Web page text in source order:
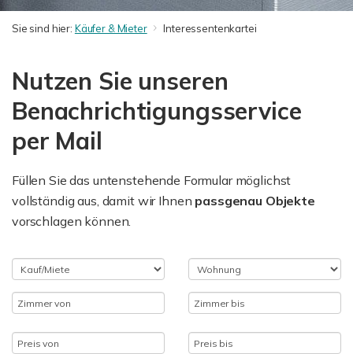
Sie sind hier: Käufer & Mieter Interessentenkartei
Nutzen Sie unseren
Benachrichtigungsservice
per Mail
Füllen Sie das untenstehende Formular möglichst
vollständig aus, damit wir Ihnen passgenau Objekte
vorschlagen können.